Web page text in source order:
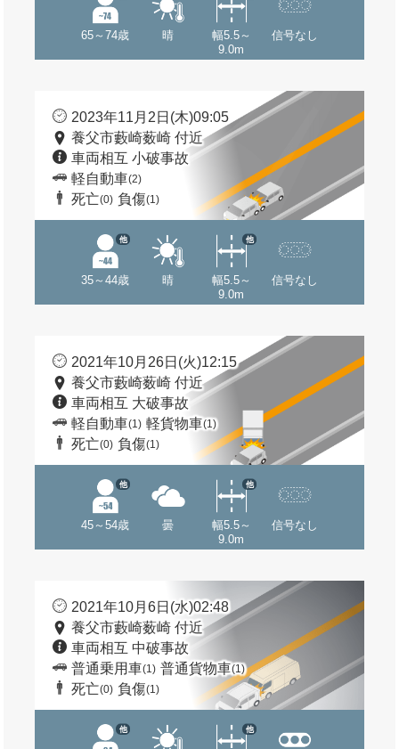
65～74歳 晴
幅5.5～
9.0m
信号なし
2023年11月2日(木)09:05
養父市藪崎薮崎 付近
車両相互 小破事故
軽自動車(2)
死亡(0) 負傷(1)
35～44歳
他
晴
幅5.5～
9.0m
他
信号なし
2021年10月26日(火)12:15
養父市藪崎薮崎 付近
車両相互 大破事故
軽自動車(1) 軽貨物車(1)
死亡(0) 負傷(1)
45～54歳
他
曇
幅5.5～
9.0m
他
信号なし
2021年10月6日(水)02:48
養父市藪崎薮崎 付近
車両相互 中破事故
普通乗用車(1) 普通貨物車(1)
死亡(0) 負傷(1)
他 他